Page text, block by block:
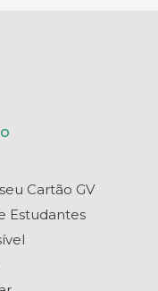
Cartão GV
Estudantes